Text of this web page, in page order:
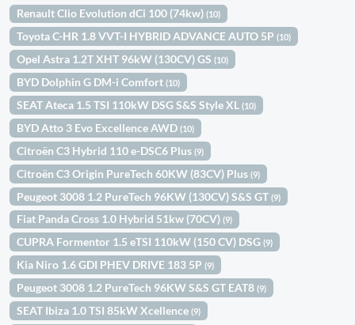
Renault Clio Evolution dCi 100 (74kw)(10)
Toyota C-HR 1.8 VVT-I HYBRID ADVANCE AUTO 5P(10)
Opel Astra 1.2T XHT 96kW (130CV) GS(10)
BYD Dolphin G DM-i Comfort(10)
SEAT Ateca 1.5 TSI 110kW DSG S&S Style XL(10)
BYD Atto 3 Evo Excellence AWD(10)
Citroën C3 Hybrid 110 e-DSC6 Plus(9)
Citroën C3 Origin PureTech 60KW (83CV) Plus(9)
Peugeot 3008 1.2 PureTech 96KW (130CV) S&S GT(9)
Fiat Panda Cross 1.0 Hybrid 51kw (70CV)(9)
CUPRA Formentor 1.5 eTSI 110kW (150 CV) DSG(9)
Kia Niro 1.6 GDI PHEV DRIVE 183 5P(9)
Peugeot 3008 1.2 PureTech 96KW S&S GT EAT8(9)
SEAT Ibiza 1.0 TSI 85kW Xcellence(9)